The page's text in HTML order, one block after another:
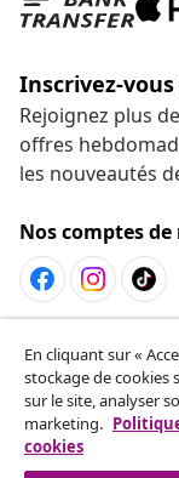
Inscrivez-
Rejoignez plus
offres
les nouveautés
Nos comptes
Résilier le
Envoyez une
votre commande.
En cliquant sur «
stockage de cookies
sur le site, analyser
marketing.
cookies